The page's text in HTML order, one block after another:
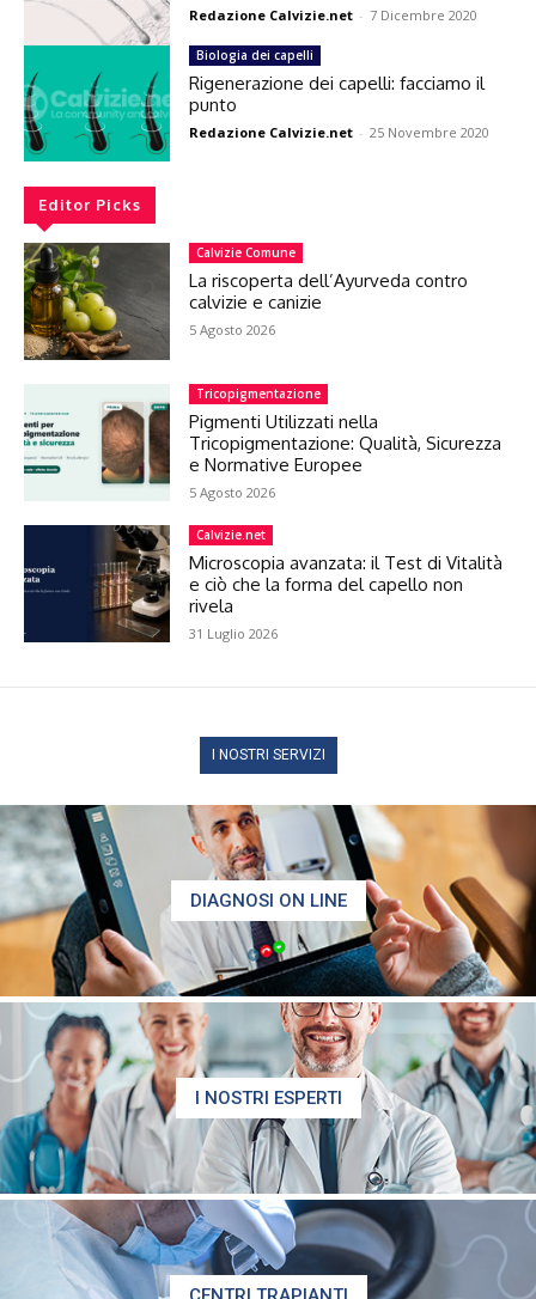
Redazione Calvizie.net - 7 Dicembre 2020
Biologia dei capelli
Rigenerazione dei capelli: facciamo il
punto
Redazione Calvizie.net - 25 Novembre 2020
Editor Picks
Calvizie Comune
La riscoperta dell’Ayurveda contro
calvizie e canizie
5 Agosto 2026
Tricopigmentazione
Pigmenti Utilizzati nella
Tricopigmentazione: Qualità, Sicurezza
e Normative Europee
5 Agosto 2026
Calvizie.net
Microscopia avanzata: il Test di Vitalità
e ciò che la forma del capello non
rivela
31 Luglio 2026
I NOSTRI SERVIZI
DIAGNOSI ON LINE
I NOSTRI ESPERTI